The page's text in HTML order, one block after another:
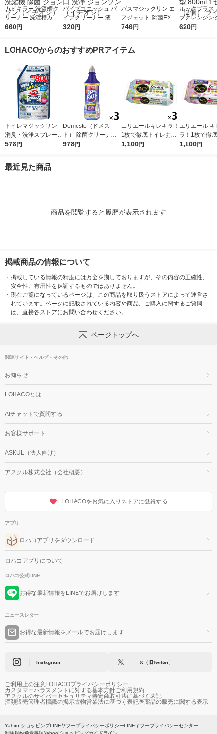
カビキラー 洗濯槽ク
リーナー 洗濯槽カビ
キラー 液体タイプ 55
ョンソン（イチオシ）
660円
パイプユニッシュ パ
イプクリーナー 液体
タイプ 800g パイプ掃
（イチオシ）
320円
バスマジックリン エ
アジェット 除菌EX ハ
ーバルクリア 詰め替
746円
ルックプラス
ブクレンジン
オンプラス ハ
620円
LOHACOからのおすすめPRアイテム
トイレマジックリン
消臭・洗浄スプレー
除菌・抗菌 クリーン
578円
Domesto（ドメス
ト） 除菌クリーナー
本体 500ml １セット
978円
エリエールキレキラ！
1枚で徹底トイレお掃
除シート シトラスミ
1,100円
エリエール キ
ラ！1枚で徹
おそうじシー
1,100円
最近見た商品
商品を閲覧すると履歴が表示されます
掲載商品の情報について
・ 掲載している情報の精度には万全を期しておりますが、その内容の正確性、
安全性、有用性を保証するものではありません。
・ 現在ご覧になっているページは、この商品を取り扱うストアによって運営さ
れています。ページに記載されている内容や商品、ご購入に関するご質問
は、直接各ストアにお問い合わせください。
ページトップへ
関連サイト・ヘルプ・その他
お知らせ
LOHACOとは
AIチャットで質問する
お客様サポート
ASKUL（法人向け）
アスクル株式会社（会社概要）
LOHACOをお気に入りストアに登録する
アプリ
ロハコアプリをダウンロード
ロハコアプリについて
ロハコ公式LINE
お得な最新情報をLINEでお届けします
ニュースレター
お得な最新情報をメールでお届けします
Instagram X（旧Twitter）
ご利用上の注意LOHACOプライバシーポリシー
カスタマーハラスメントに対する基本方針ご利用規約
アスクルのサイバーセキュリティ特定商取引法に基づく表記
酒類販売管理者標識の掲示古物営業法に基づく表記医薬品の販売に関する表示
Yahoo!ショッピングLINEヤフープライバシーポリシーLINEヤフープライバシーセンター